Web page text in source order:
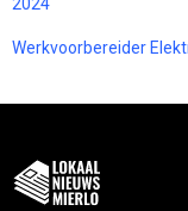
Werkvoorbereider